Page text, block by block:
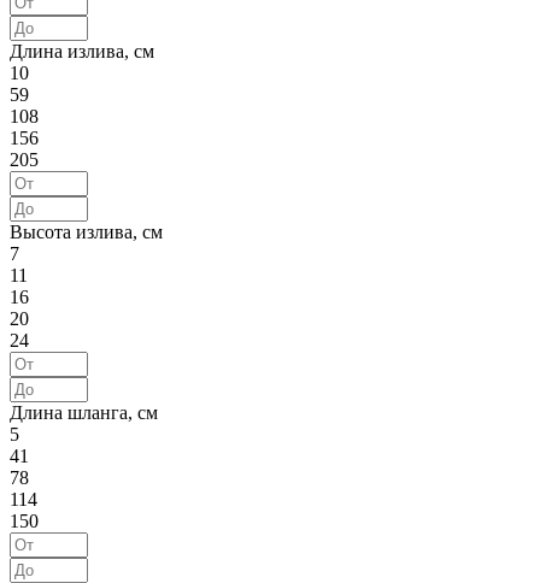
Длина излива, см
10
59
108
156
205
Высота излива, см
7
11
16
20
24
Длина шланга, см
5
41
78
114
150